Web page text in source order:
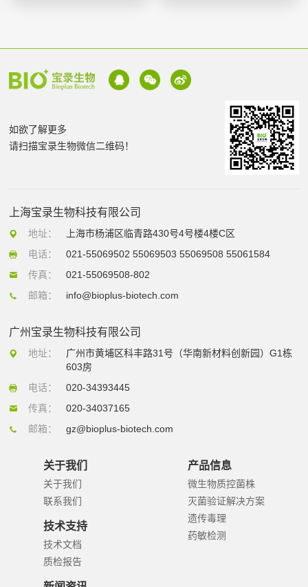
如欲了解更多
请扫描宝录生物微信二维码！
上海宝录生物科技有限公司
地址：
上海市杨浦区临青路430号4号楼4楼C区
电话：
021-55069502 55069503 55069508 55061584
传真：
021-55069508-802
邮箱：
info@bioplus-biotech.com
广州宝录生物科技有限公司
地址：
广州市黄埔区科丰路31号（华南新材料创新园）G1栋
603房
电话：
020-34393445
传真：
020-34037165
邮箱：
gz@bioplus-biotech.com
关于我们
关于我们
联系我们
技术支持
技术文档
质检报告
产品信息
微生物质控菌株
灭菌验证解决方案
遗传毒理
药敏检测